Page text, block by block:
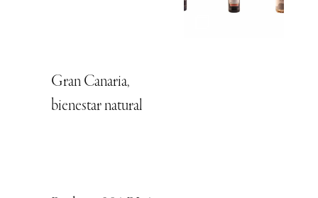
Gran Canaria,
bienestar natural